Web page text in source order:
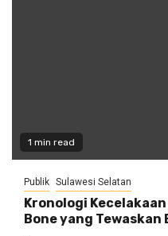
1 min read
Publik Sulawesi Selatan
Kronologi
Bone yang Tewaskan